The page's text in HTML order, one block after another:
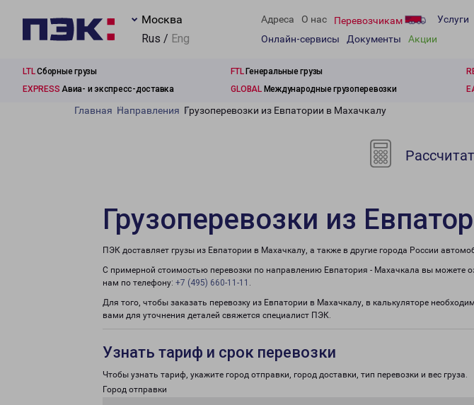
Москва
Rus / Eng
Адреса О нас Перевозчикам
Услуги
Онлайн-сервисы
Документы Акции
LTLСборные грузы FTLГенеральные грузы
EXPRESS Авиа- и экспресс-доставка GLOBALМеждународные грузоперевозки
Главная Направления Грузоперевозки из Евпатории в Махачкалу
Грузоперевозки из
ПЭК доставляет грузы из Евпатории в Махачкалу, а также в другие города России
С примерной стоимостью перевозки по направлению Евпатория - Махачкала вы можете
нам по телефону: +7 (495) 660-11-11 .
Для того, чтобы заказать перевозку из Евпатории в Махачкалу, в калькуляторе
вами для уточнения деталей свяжется специалист ПЭК.
Узнать тариф и срок перевозки
Чтобы узнать тариф, укажите город отправки, город доставки, тип перевозки и вес груза.
Город отправки